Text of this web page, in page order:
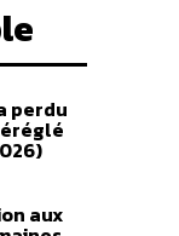
perdu
aux